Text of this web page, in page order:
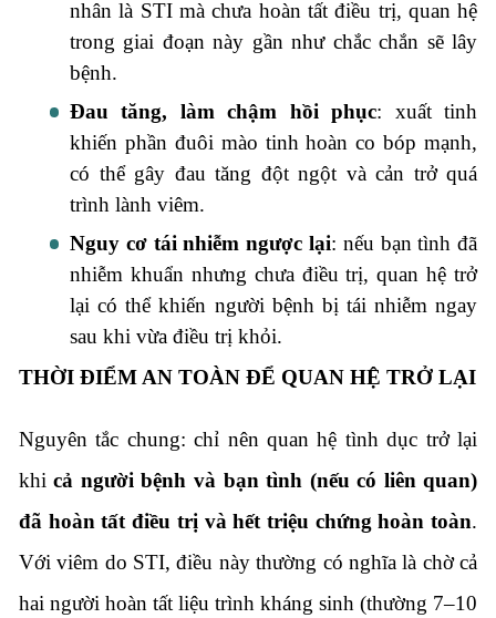
nhân là STI mà chưa hoàn tất điều trị, quan hệ
trong giai đoạn này gần như chắc chắn sẽ lây
bệnh.
Đau tăng, làm chậm hồi phục: xuất tinh
khiến phần đuôi mào tinh hoàn co bóp mạnh,
có thể gây đau tăng đột ngột và cản trở quá
trình lành viêm.
Nguy cơ tái nhiễm ngược lại: nếu bạn tình đã
nhiễm khuẩn nhưng chưa điều trị, quan hệ trở
lại có thể khiến người bệnh bị tái nhiễm ngay
sau khi vừa điều trị khỏi.
THỜI ĐIỂM AN TOÀN ĐỂ QUAN HỆ TRỞ LẠI
Nguyên tắc chung: chỉ nên quan hệ tình dục trở lại
khicả người bệnh và bạn tình (nếu có liên quan)
đã hoàn tất điều trị và hết triệu chứng hoàn toàn.
Với viêm do STI, điều này thường có nghĩa là chờ cả
hai người hoàn tất liệu trình kháng sinh (thường 7–10